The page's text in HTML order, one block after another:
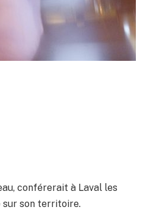
conférerait à Laval les
sur son territoire.